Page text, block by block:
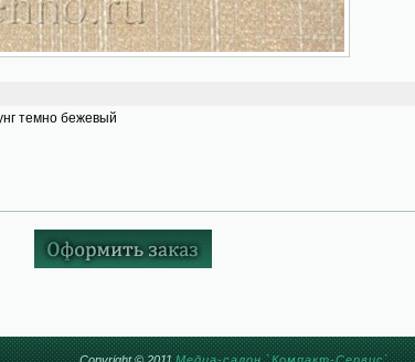
темно бежевый
Copyright © 2011Медиа-салон `Компакт-Сервис`